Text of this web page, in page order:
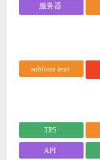
服务器
sublime text
TP5
API